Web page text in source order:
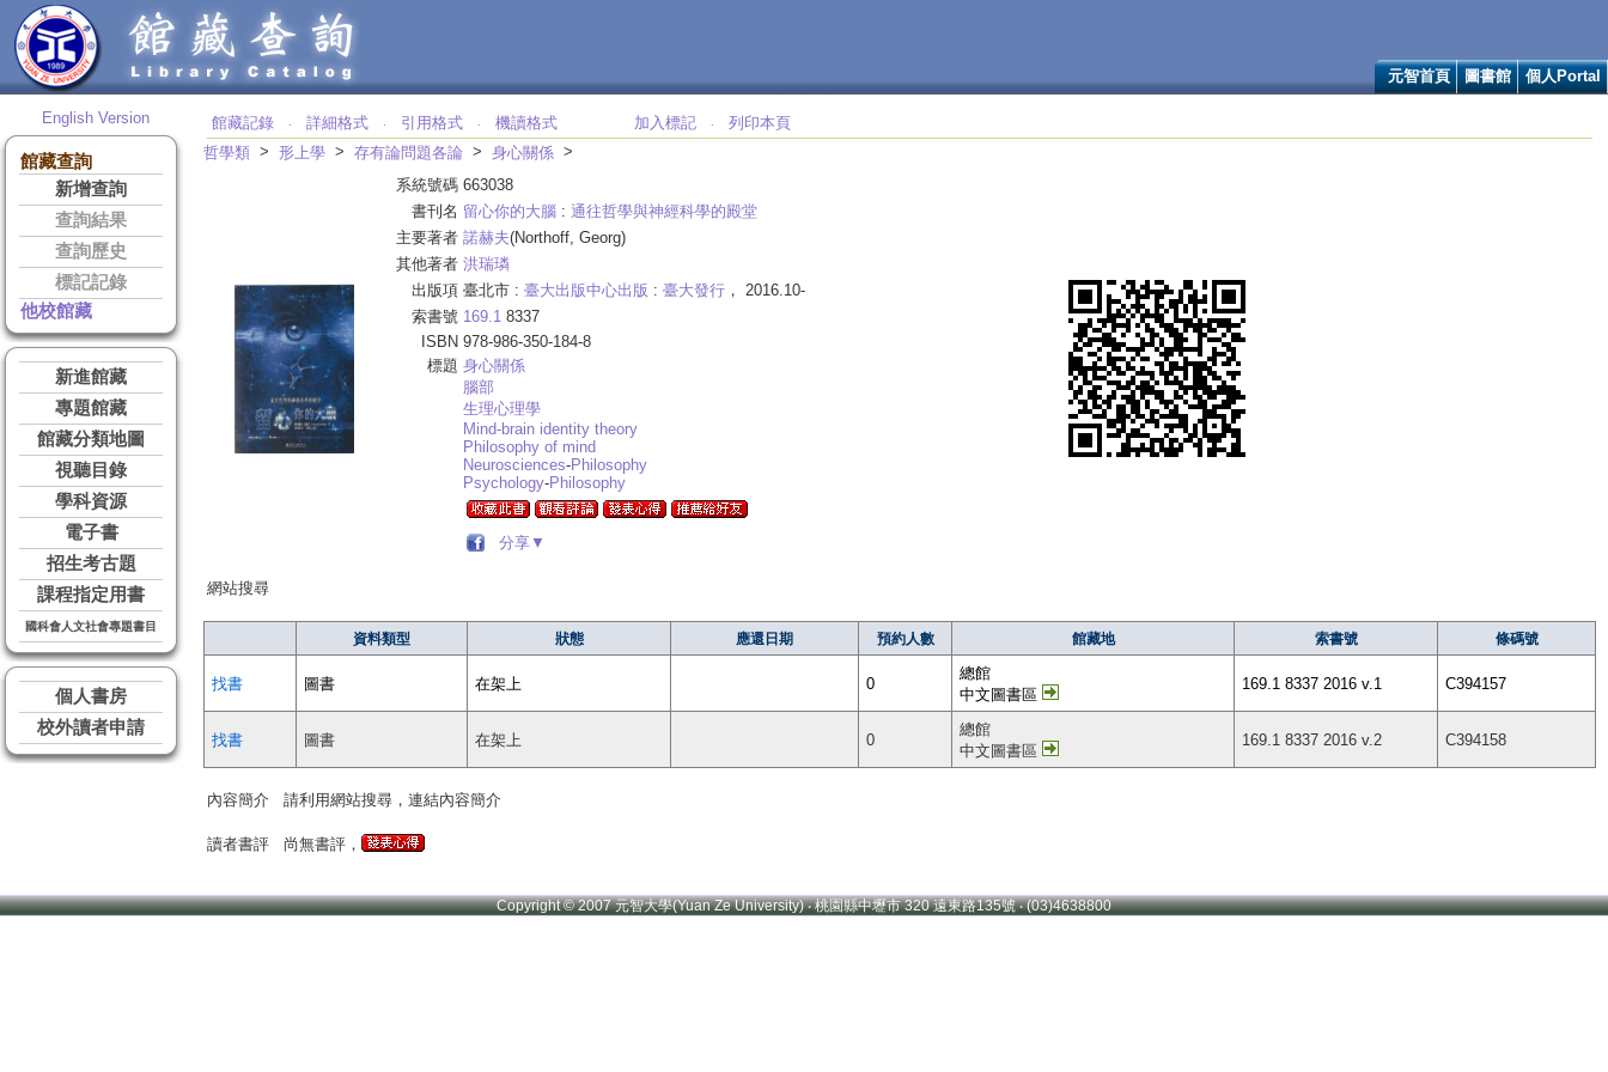
元智首頁 圖書館 個人Portal
English Version
館藏查詢
新增查詢
查詢結果
查詢歷史
標記記錄
他校館藏
新進館藏
專題館藏
館藏分類地圖
視聽目錄
學科資源
電子書
招生考古題
課程指定用書
國科會人文社會專題書目
個人書房
校外讀者申請
館藏記錄 ‧ 詳細格式 ‧ 引用格式 ‧ 機讀格式 加入標記 ‧
列印本頁
哲學類 > 形上學 > 存有論問題各論 > 身心關係 >
系統號碼 663038
書刊名 留心你的大腦 : 通往哲學與神經科學的殿堂
主要著者 諾赫夫(Northoff, Georg)
其他著者 洪瑞璘
出版項 臺北市 : 臺大出版中心出版 : 臺大發行 ， 2016.10-
索書號 169.1 8337
ISBN 978-986-350-184-8
標題 身心關係
腦部
生理心理學
Mind-brain identity theory
Philosophy of mind
Neurosciences-Philosophy
Psychology-Philosophy
分享▼
網站搜尋
資料類型 狀態 應還日期 預約人數 館藏地 索書號 條碼號
找書 圖書 在架上 0
總館
中文圖書區
169.1 8337 2016 v.1 C394157
找書 圖書 在架上 0
總館
中文圖書區
169.1 8337 2016 v.2 C394158
內容簡介 請利用網站搜尋，連結內容簡介
讀者書評 尚無書評，
Copyright © 2007 元智大學(Yuan Ze University) ‧ 桃園縣中壢市 320 遠東路135號 ‧ (03)4638800